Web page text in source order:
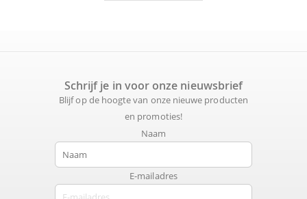
Schrijf je in voor onze nieuwsbrief
Blijf op de hoogte van onze nieuwe producten
en promoties!
Naam
E-mailadres